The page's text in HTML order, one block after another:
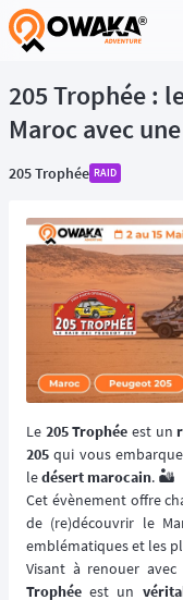
®
205 Trophée :
Maroc avec
205 Trophée RAID
Le 205 Trophée est un
205 qui vous
ledésert marocain. 🏜️
Cet évènement offre
de (re)découvrir le
emblématiques et les
Visant à renouer avec
Trophée est un